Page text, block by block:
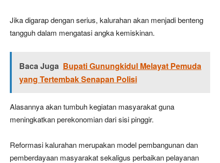
Jika digarap dengan serius, kalurahan akan menjadi benteng
tangguh dalam mengatasi angka kemiskinan.
Baca Juga Bupati Gunungkidul Melayat Pemuda
yang Tertembak Senapan Polisi
Alasannya akan tumbuh kegiatan masyarakat guna
meningkatkan perekonomian dari sisi pinggir.
Reformasi kalurahan merupakan model pembangunan dan
pemberdayaan masyarakat sekaligus perbaikan pelayanan